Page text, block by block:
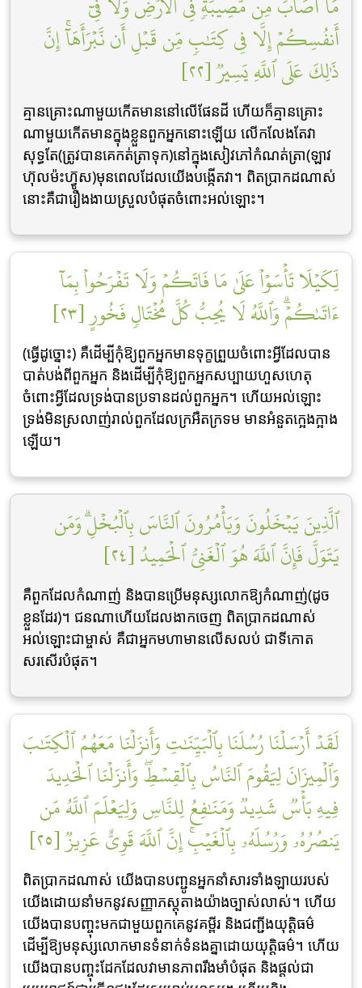
أَنفُسِكُمۡ إِلَّا فِي كِتَٰبٖ مِّن قَبۡلِ أَن نَّبۡرَأَهَآۚ إِنَّ
ذَٰلِكَ عَلَى ٱللَّهِ يَسِيرٞ [٢٢]
គ្មានគ្រោះណាមួយកើតមាននៅលើផែនដី ហើយក៏គ្មានគ្រោះ
ណាមួយកើតមានក្នុងខ្លួនពួកអ្នកនោះឡើយ លើកលែងតែវា
សុទ្ធតែ(ត្រូវបានគេកត់ត្រាទុក)នៅក្នុងសៀវភៅកំណត់ត្រា(ឡាវ
ហ៊ុលម៉ះហ៊្វូស)មុនពេលដែលយើងបង្កើតវា។ ពិតប្រាកដណាស់
នោះគឺជារឿងងាយស្រួលបំផុតចំពោះអល់ឡោះ។
لِّكَيۡلَا تَأۡسَوۡاْ عَلَىٰ مَا فَاتَكُمۡ وَلَا تَفۡرَحُواْ بِمَآ
ءَاتَىٰكُمۡۗ وَٱللَّهُ لَا يُحِبُّ كُلَّ مُخۡتَالٖ فَخُورٍ [٢٣]
(ធ្វើដូច្នោះ) គឺដើម្បីកុំឱ្យពួកអ្នកមានទុក្ខព្រួយចំពោះអ្វីដែលបាន
បាត់បង់ពីពួកអ្នក និងដើម្បីកុំឱ្យពួកអ្នកសប្បាយហួសហេតុ
ចំពោះអ្វីដែលទ្រង់បានប្រទានដល់ពួកអ្នក។ ហើយអល់ឡោះ
ទ្រង់មិនស្រលាញ់រាល់ពួកដែលក្រអឺតក្រទម មានអំនួតក្អេងក្អាង
ឡើយ។
ٱلَّذِينَ يَبۡخَلُونَ وَيَأۡمُرُونَ ٱلنَّاسَ بِٱلۡبُخۡلِۗ وَمَن
يَتَوَلَّ فَإِنَّ ٱللَّهَ هُوَ ٱلۡغَنِيُّ ٱلۡحَمِيدُ [٢٤]
គឺពួកដែលកំណាញ់ និងបានប្រើមនុស្សលោកឱ្យកំណាញ់(ដូច
ខ្លួនដែរ)។ ជនណាហើយដែលងាកចេញ ពិតប្រាកដណាស់
អល់ឡោះជាម្ចាស់ គឺជាអ្នកមហាមានលើសលប់ ជាទីកោត
សរសើរបំផុត។
لَقَدۡ أَرۡسَلۡنَا رُسُلَنَا بِٱلۡبَيِّنَٰتِ وَأَنزَلۡنَا مَعَهُمُ ٱلۡكِتَٰبَ
وَٱلۡمِيزَانَ لِيَقُومَ ٱلنَّاسُ بِٱلۡقِسۡطِۖ وَأَنزَلۡنَا ٱلۡحَدِيدَ
فِيهِ بَأۡسٞ شَدِيدٞ وَمَنَٰفِعُ لِلنَّاسِ وَلِيَعۡلَمَ ٱللَّهُ مَن
يَنصُرُهُۥ وَرُسُلَهُۥ بِٱلۡغَيۡبِۚ إِنَّ ٱللَّهَ قَوِيٌّ عَزِيزٞ [٢٥]
ពិតប្រាកដណាស់ យើងបានបញ្ជូនអ្នកនាំសារទាំងឡាយរបស់
យើងដោយនាំមកនូវសញ្ញាភស្តុតាងយ៉ាងច្បាស់លាស់។ ហើយ
យើងបានបញ្ចុះមកជាមួយពួកគេនូវគម្ពីរ និងជញ្ជីងយុត្តិធម៌
ដើម្បីឱ្យមនុស្សលោកមានទំនាក់ទំនងគ្នាដោយយុត្តិធម៌។ ហើយ
យើងបានបញ្ចុះដែកដែលវាមានភាពរឹងមាំបំផុត និងផ្តល់ជា